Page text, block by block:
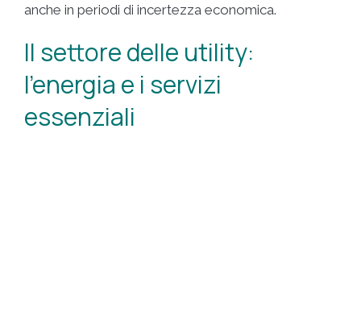
anche in periodi di incertezza economica.
Il settore delle utility:
l’energia e i servizi
essenziali